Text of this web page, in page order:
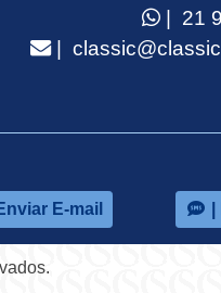
| 21
|
E-mail